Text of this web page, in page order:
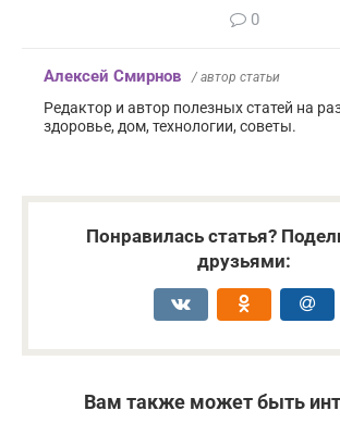
0
Алексей Смирнов / автор статьи
Редактор и автор полезных статей на
здоровье, дом, технологии, советы.
Понравилась статья?
друзьями:
Вам также может быть